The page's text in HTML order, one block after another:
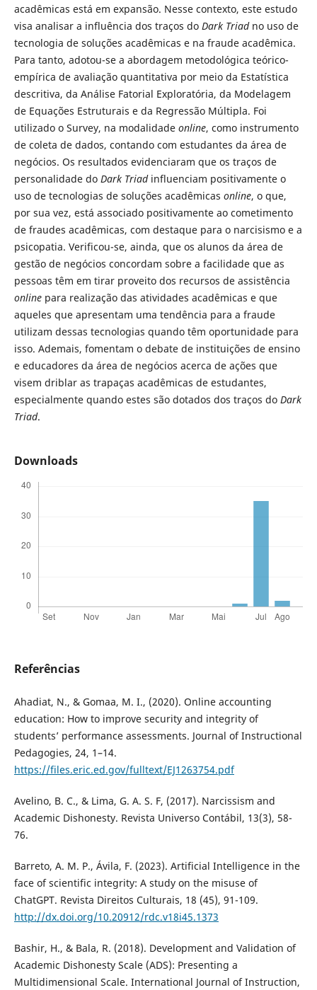
acadêmicas está em expansão. Nesse contexto, este estudo
visa analisar a influência dos traços do Dark Triadno uso de
tecnologia de soluções acadêmicas e na fraude acadêmica.
Para tanto, adotou-se a abordagem metodológica teórico-
empírica de avaliação quantitativa por meio da Estatística
descritiva, da Análise Fatorial Exploratória, da Modelagem
de Equações Estruturais e da Regressão Múltipla. Foi
utilizado o Survey, na modalidade online, como instrumento
de coleta de dados, contando com estudantes da área de
negócios. Os resultados evidenciaram que os traços de
personalidade do Dark Triadinfluenciam positivamente o
uso de tecnologias de soluções acadêmicas online, o que,
por sua vez, está associado positivamente ao cometimento
de fraudes acadêmicas, com destaque para o narcisismo e a
psicopatia. Verificou-se, ainda, que os alunos da área de
gestão de negócios concordam sobre a facilidade que as
pessoas têm em tirar proveito dos recursos de assistência
onlinepara realização das atividades acadêmicas e que
aqueles que apresentam uma tendência para a fraude
utilizam dessas tecnologias quando têm oportunidade para
isso. Ademais, fomentam o debate de instituições de ensino
e educadores da área de negócios acerca de ações que
visem driblar as trapaças acadêmicas de estudantes,
especialmente quando estes são dotados dos traços do Dark
Triad.
Downloads
Referências
Ahadiat, N., & Gomaa, M. I., (2020). Online accounting
education: How to improve security and integrity of
students’ performance assessments. Journal of Instructional
Pedagogies, 24, 1–14.
https://files.eric.ed.gov/fulltext/EJ1263754.pdf
Avelino, B. C., & Lima, G. A. S. F, (2017). Narcissism and
Academic Dishonesty. Revista Universo Contábil, 13(3), 58-
76.
Barreto, A. M. P., Ávila, F. (2023). Artificial Intelligence in the
face of scientific integrity: A study on the misuse of
ChatGPT. Revista Direitos Culturais, 18 (45), 91-109.
http://dx.doi.org/10.20912/rdc.v18i45.1373
Bashir, H., & Bala, R. (2018). Development and Validation of
Academic Dishonesty Scale (ADS): Presenting a
Multidimensional Scale. International Journal of Instruction,